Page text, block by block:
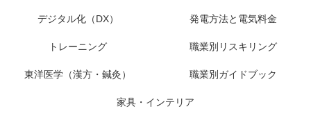
デジタル化（DX） 発電方法と電気料金
トレーニング 職業別リスキリング
東洋医学（漢方・鍼灸） 職業別ガイドブック
家具・インテリア